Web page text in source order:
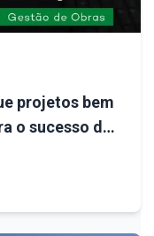
projetos bem
o sucesso de